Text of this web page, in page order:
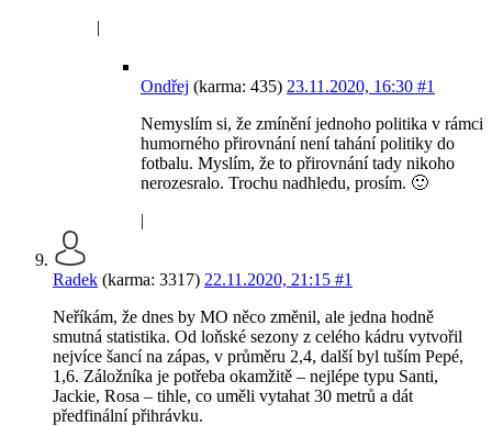
|
Ondřej (karma: 435) 23.11.2020, 16:30 #1
Nemyslím si, že zmínění jednoho politika v rámci
humorného přirovnání není tahání politiky do
fotbalu. Myslím, že to přirovnání tady nikoho
nerozesralo. Trochu nadhledu, prosím. 🙂
|
Radek (karma: 3317) 22.11.2020, 21:15 #1
Neříkám, že dnes by MO něco změnil, ale jedna hodně
smutná statistika. Od loňské sezony z celého kádru vytvořil
nejvíce šancí na zápas, v průměru 2,4, další byl tuším Pepé,
1,6. Záložníka je potřeba okamžitě – nejlépe typu Santi,
Jackie, Rosa – tihle, co uměli vytahat 30 metrů a dát
předfinální přihrávku.